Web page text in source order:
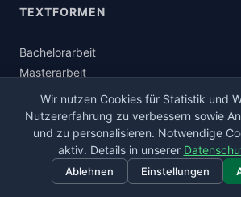
TEXTFORMEN
Bachelorarbeit
Masterarbeit
Hausarbeit/Seminararbeit
Buch-Lektorat
Roman-Lektorat
Bewerbung & Lebenslauf
Website-Texte
Wir nutzen Cookies für Statistik und
Nutzererfahrung zu verbessern sowie
und zu personalisieren. Notwendige
aktiv. Details in unserer
Ablehnen Einstellungen